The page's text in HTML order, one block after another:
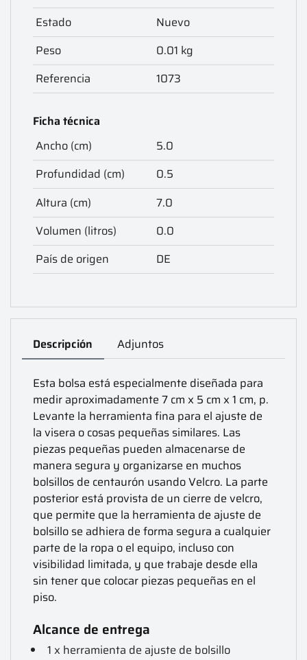
Estado
Nuevo
Peso
0.01 kg
Referencia
1073
Ficha técnica
Ancho (cm)
5.0
Profundidad (cm)
0.5
Altura (cm)
7.0
Volumen (litros)
0.0
País de origen
DE
Descripción Adjuntos
Esta bolsa está especialmente diseñada para
medir aproximadamente 7 cm x 5 cm x 1 cm, p.
Levante la herramienta fina para el ajuste de
la visera o cosas pequeñas similares. Las
piezas pequeñas pueden almacenarse de
manera segura y organizarse en muchos
bolsillos de centaurón usando Velcro. La parte
posterior está provista de un cierre de velcro,
que permite que la herramienta de ajuste de
bolsillo se adhiera de forma segura a cualquier
parte de la ropa o el equipo, incluso con
visibilidad limitada, y que trabaje desde ella
sin tener que colocar piezas pequeñas en el
piso.
Alcance de entrega
1 x herramienta de ajuste de bolsillo